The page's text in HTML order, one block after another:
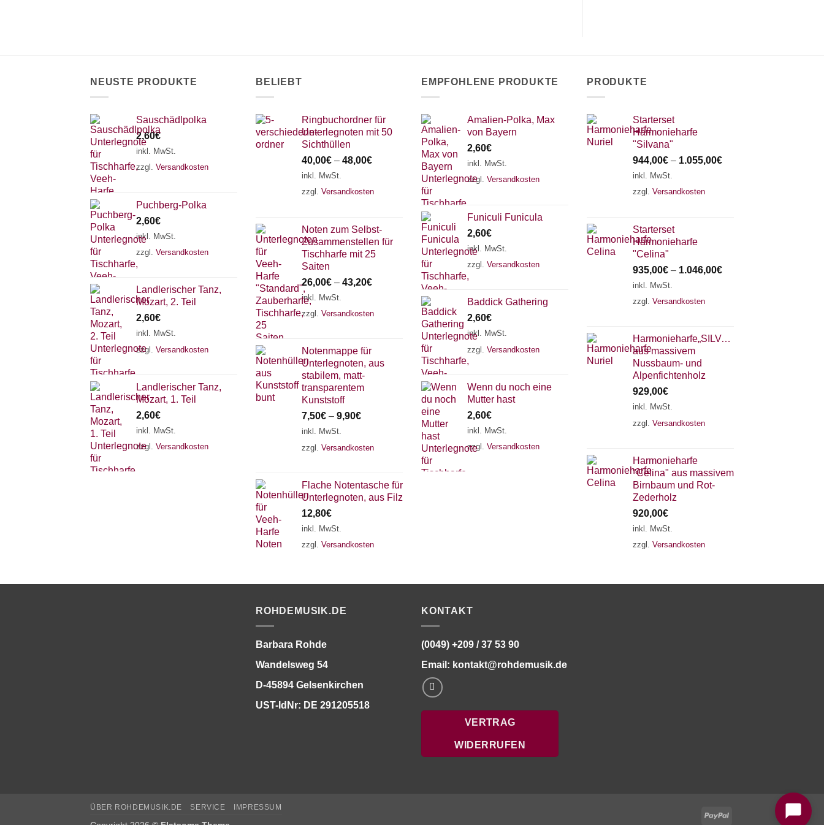
NEUSTE PRODUKTE
Sauschädlpolka
2,60€
inkl. MwSt.
zzgl. Versandkosten
Puchberg-Polka
2,60€
inkl. MwSt.
zzgl. Versandkosten
Landlerischer Tanz,
Mozart, 2. Teil
2,60€
inkl. MwSt.
zzgl. Versandkosten
Landlerischer Tanz,
Mozart, 1. Teil
2,60€
inkl. MwSt.
zzgl. Versandkosten
BELIEBT
Ringbuchordner für
Unterlegnoten mit 50
Sichthüllen
40,00€ – 48,00€
inkl. MwSt.
zzgl. Versandkosten
Noten zum Selbst-
Zusammenstellen für
Tischharfe mit 25
Saiten
26,00€ – 43,20€
inkl. MwSt.
zzgl. Versandkosten
Notenmappe für
Unterlegnoten, aus
stabilem, matt-
transparentem
Kunststoff
7,50€ – 9,90€
inkl. MwSt.
zzgl. Versandkosten
Flache Notentasche für
Unterlegnoten, aus Filz
12,80€
inkl. MwSt.
zzgl. Versandkosten
EMPFOHLENE PRODUKTE
Amalien-Polka, Max
von Bayern
2,60€
inkl. MwSt.
zzgl. Versandkosten
Funiculi Funicula
2,60€
inkl. MwSt.
zzgl. Versandkosten
Baddick Gathering
2,60€
inkl. MwSt.
zzgl. Versandkosten
Wenn du noch eine
Mutter hast
2,60€
inkl. MwSt.
zzgl. Versandkosten
PRODUKTE
Starterset
Harmonieharfe
"Silvana"
944,00€ – 1.055,00€
inkl. MwSt.
zzgl. Versandkosten
Starterset
Harmonieharfe
"Celina"
935,00€ – 1.046,00€
inkl. MwSt.
zzgl. Versandkosten
Harmonieharfe„SILVANA"
aus massivem
Nussbaum- und
Alpenfichtenholz
929,00€
inkl. MwSt.
zzgl. Versandkosten
Harmonieharfe
"Celina" aus massivem
Birnbaum und Rot-
Zederholz
920,00€
inkl. MwSt.
zzgl. Versandkosten
ROHDEMUSIK.DE
Barbara Rohde
Wandelsweg 54
D-45894 Gelsenkirchen
UST-IdNr: DE 291205518
KONTAKT
(0049) +209 / 37 53 90
Email: kontakt@rohdemusik.de
VERTRAG
WIDERRUFEN
PayPal
ÜBER ROHDEMUSIK.DE SERVICE IMPRESSUM
18 SAITEN 21 SAITEN 25 SAITEN
AKKORDZITHER